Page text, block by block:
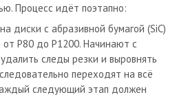
Процесс идёт поэтапно:
диски с абразивной бумагой (SiC)
P80 до P1200. Начинают с
следы резки и выровнять
переходят на всё
следующий этап должен